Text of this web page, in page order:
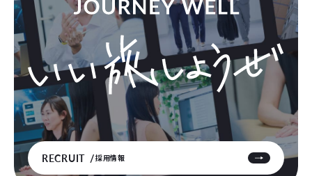
RECRUIT 採用情報